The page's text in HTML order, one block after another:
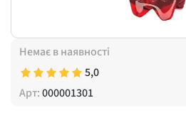
Немає в наявності
5,0
Арт:000001301